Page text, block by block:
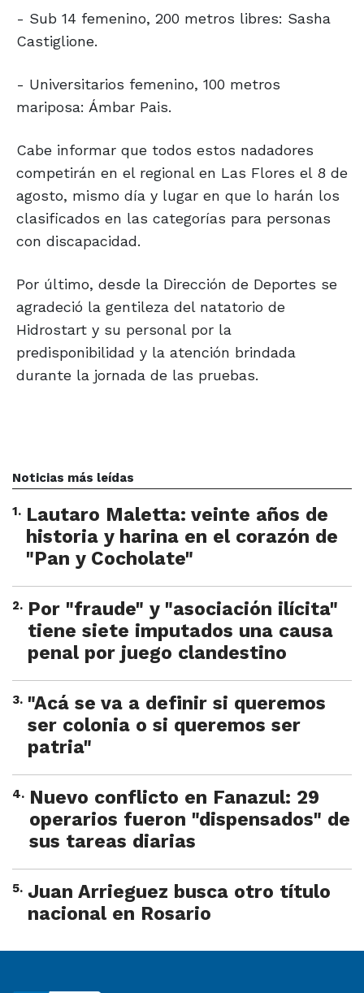
- Sub 14 femenino, 200 metros libres: Sasha
Castiglione.
- Universitarios femenino, 100 metros
mariposa: Ámbar Pais.
Cabe informar que todos estos nadadores
competirán en el regional en Las Flores el 8 de
agosto, mismo día y lugar en que lo harán los
clasificados en las categorías para personas
con discapacidad.
Por último, desde la Dirección de Deportes se
agradeció la gentileza del natatorio de
Hidrostart y su personal por la
predisponibilidad y la atención brindada
durante la jornada de las pruebas.
Noticias más leídas
1. Lautaro Maletta: veinte años de
historia y harina en el corazón de
"Pan y Cocholate"
2. Por "fraude" y "asociación ilícita"
tiene siete imputados una causa
penal por juego clandestino
3. "Acá se va a definir si queremos
ser colonia o si queremos ser
patria"
4. Nuevo conflicto en Fanazul: 29
operarios fueron "dispensados" de
sus tareas diarias
5. Juan Arrieguez busca otro título
nacional en Rosario